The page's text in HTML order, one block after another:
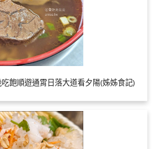
飽順遊通霄日落大道看夕陽(姊姊食記)